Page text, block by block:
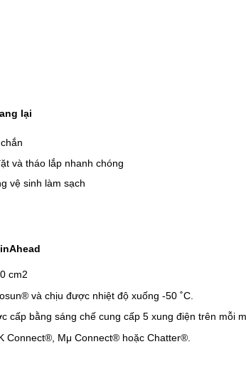
lại
và tháo lắp nhanh chóng
vệ sinh làm sạch
cm2
và chịu được nhiệt độ xuống -50 ˚C.
cấp bằng sáng chế cung cấp 5 xung điện trên mỗi
Connect®, Mμ Connect® hoặc Chatter®.